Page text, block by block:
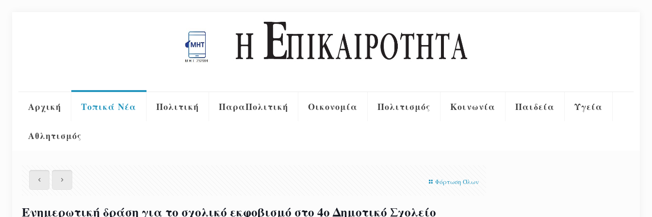
Αρχική Τοπικά Νέα Πολιτική ΠαραΠολιτική Οικονομία Πολιτισμός Κοινωνία Παιδεία Υγεία
Αθλητισμός
Φόρτωση Όλων
Ενημερωτική δράση για το σχολικό εκφοβισμό στο 4ο Δημοτικό Σχολείο